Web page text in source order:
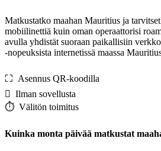
Matkustatko maahan Mauritius ja
mobiilinettiä kuin oman operaattorisi
avulla yhdistät suoraan paikallisiin
-nopeuksista internetissä maassa
⛶️️ Asennus QR-koodilla
️ Ilman sovellusta
⏱️️ Välitön toimitus
Kuinka monta päivää matkustat